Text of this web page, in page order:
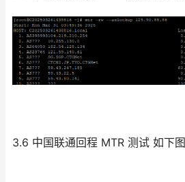
3.6 中国联通回程 MTR 测试 如下图